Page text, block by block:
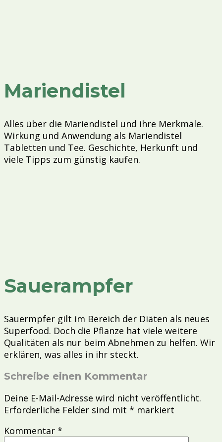
Mariendistel
Alles über die Mariendistel und ihre Merkmale.
Wirkung und Anwendung als Mariendistel
Tabletten und Tee. Geschichte, Herkunft und
viele Tipps zum günstig kaufen.
Sauerampfer
Sauermpfer gilt im Bereich der Diäten als neues
Superfood. Doch die Pflanze hat viele weitere
Qualitäten als nur beim Abnehmen zu helfen. Wir
erklären, was alles in ihr steckt.
Schreibe einen Kommentar
Deine E-Mail-Adresse wird nicht veröffentlicht.
Erforderliche Felder sind mit * markiert
Kommentar *